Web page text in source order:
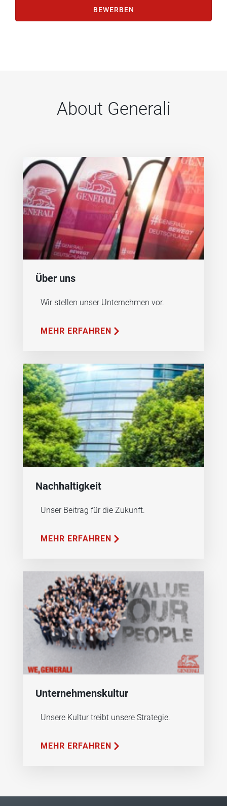
BEWERBEN
About Generali
Über uns
Wir stellen unser Unternehmen vor.
MEHR ERFAHREN
Nachhaltigkeit
Unser Beitrag für die Zukunft.
MEHR ERFAHREN
Unternehmenskultur
Unsere Kultur treibt unsere Strategie.
MEHR ERFAHREN